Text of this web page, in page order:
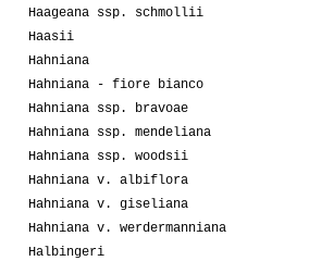
Haageana ssp. schmollii
Haasii
Hahniana
Hahniana - fiore bianco
Hahniana ssp. bravoae
Hahniana ssp. mendeliana
Hahniana ssp. woodsii
Hahniana v. albiflora
Hahniana v. giseliana
Hahniana v. werdermanniana
Halbingeri